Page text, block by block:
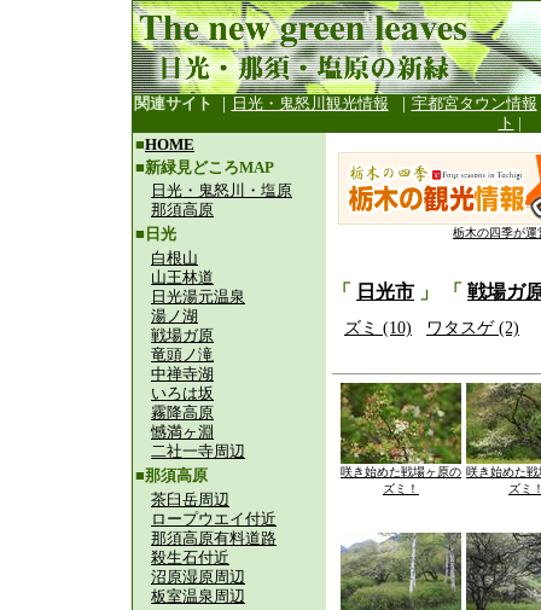
関連サイト ｜ 日光・鬼怒川観光情報 ｜ 宇都宮タウン情報
ト |
■HOME
■新緑見どころMAP
日光・鬼怒川・塩原
那須高原
■日光
白根山
山王林道
日光湯元温泉
湯ノ湖
戦場ガ原
竜頭ノ滝
中禅寺湖
いろは坂
霧降高原
憾満ヶ淵
二社一寺周辺
■那須高原
茶臼岳周辺
ロープウエイ付近
那須高原有料道路
殺生石付近
沼原湿原周辺
板室温泉周辺
栃木の四季が運
「 日光市 」 「 戦場ガ
ズミ (10) ワタスゲ (2)
咲き始めた戦場ヶ原の
ズミ！
咲き始めた
ズミ